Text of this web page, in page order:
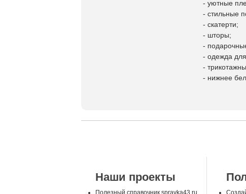
- уютные
- стильные
- скатерти;
- шторы;
-
- одежда
-
- нижнее
Наши проекты
Полезный справочник spravka43.ru